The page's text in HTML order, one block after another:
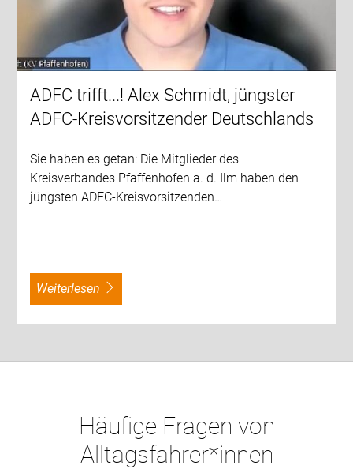
ADFC trifft...! Alex Schmidt, jüngster
ADFC-Kreisvorsitzender Deutschlands
Sie haben es getan: Die Mitglieder des
Kreisverbandes Pfaffenhofen a. d. Ilm haben den
jüngsten ADFC-Kreisvorsitzenden…
weiterlesen
Häufige Fragen von
Alltagsfahrer*innen